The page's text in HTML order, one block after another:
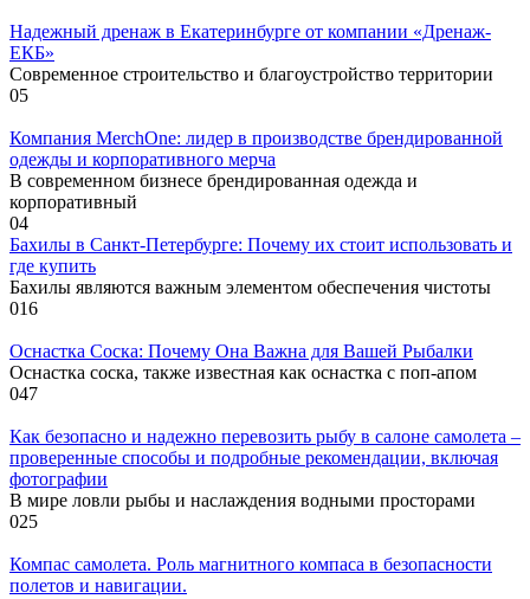
Надежный дренаж в Екатеринбурге от компании «Дренаж-
ЕКБ»
Современное строительство и благоустройство территории
05
Компания MerchOne: лидер в производстве брендированной
одежды и корпоративного мерча
В современном бизнесе брендированная одежда и
корпоративный
04
Бахилы в Санкт-Петербурге: Почему их стоит использовать и
где купить
Бахилы являются важным элементом обеспечения чистоты
016
Оснастка Соска: Почему Она Важна для Вашей Рыбалки
Оснастка соска, также известная как оснастка с поп-апом
047
Как безопасно и надежно перевозить рыбу в салоне самолета –
проверенные способы и подробные рекомендации, включая
фотографии
В мире ловли рыбы и наслаждения водными просторами
025
Компас самолета. Роль магнитного компаса в безопасности
полетов и навигации.